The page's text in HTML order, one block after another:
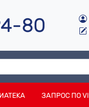
80
ЗАПРОС ПО